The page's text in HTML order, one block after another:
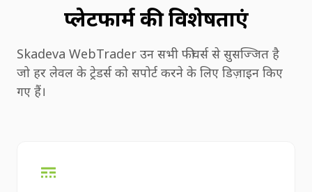
प्लेटफार्म की विशेषताएं
Skadeva WebTrader उन सभी फीचर्स से सुसज्जित है
जो हर लेवल के ट्रेडर्स को सपोर्ट करने के लिए डिज़ाइन किए
गए हैं।